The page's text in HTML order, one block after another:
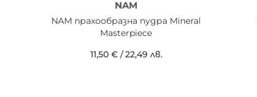
NAM
NAM прахообразна пудра Mineral
Masterpiece
11,50 €/22,49 лв.